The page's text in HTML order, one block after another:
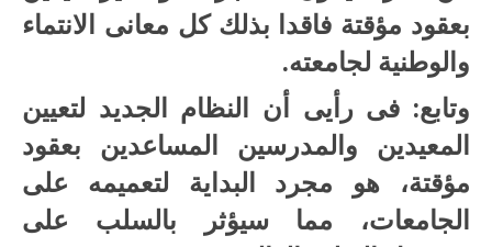
بعقود مؤقتة فاقدا بذلك كل معانى الانتماء
والوطنية لجامعته.
وتابع: فى رأيى أن النظام الجديد لتعيين
المعيدين والمدرسين المساعدين بعقود
مؤقتة، هو مجرد البداية لتعميمه على
الجامعات، مما سيؤثر بالسلب على